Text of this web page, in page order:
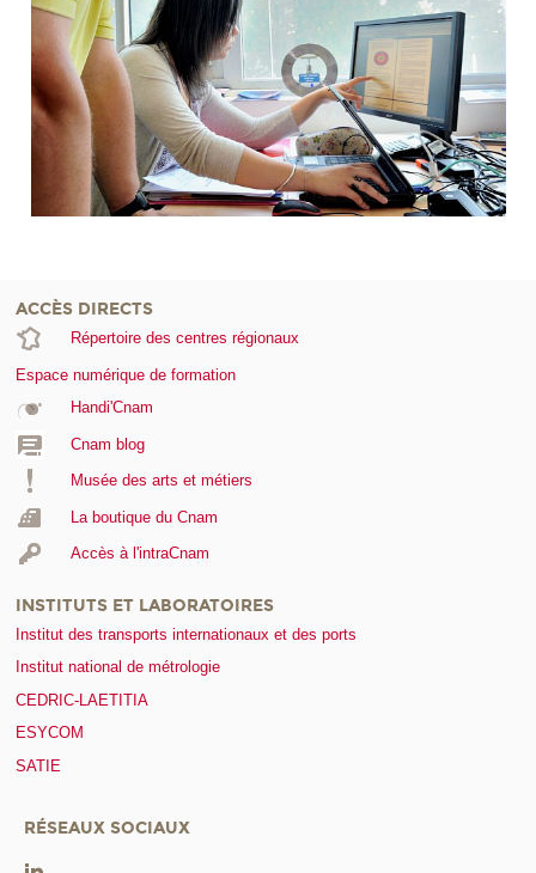
ACCÈS DIRECTS
Répertoire des centres régionaux
Espace numérique de formation
Handi'Cnam
Cnam blog
Musée des arts et métiers
La boutique du Cnam
Accès à l'intraCnam
INSTITUTS ET LABORATOIRES
Institut des transports internationaux et des ports
Institut national de métrologie
CEDRIC-LAETITIA
ESYCOM
SATIE
RÉSEAUX SOCIAUX